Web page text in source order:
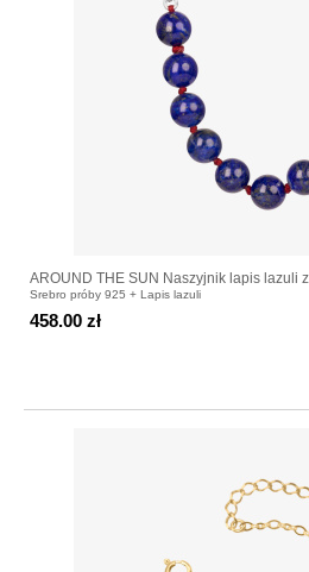
AROUND THE SUN Naszyjnik lapis lazuli
Srebro próby 925 + Lapis lazuli
458.00 zł